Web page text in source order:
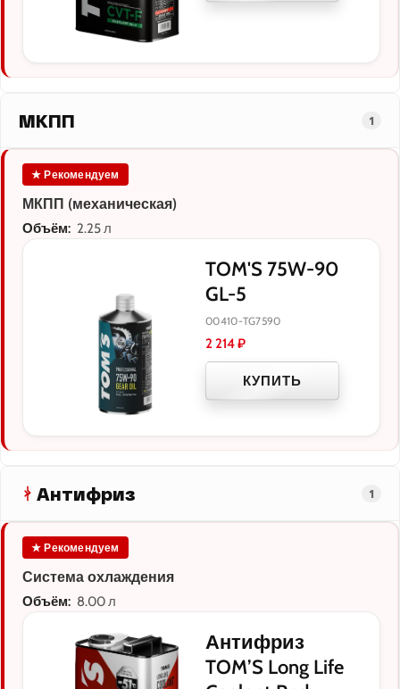
МКПП 1
★ Рекомендуем
МКПП (механическая)
Объём: 2.25 л
TOM'S 75W-90
GL-5
00410-TG7590
2 214₽
КУПИТЬ
Антифриз 1
★ Рекомендуем
Система охлаждения
Объём: 8.00 л
Антифриз
TOM’S Long Life